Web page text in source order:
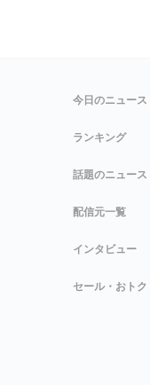
今日のニュース
ランキング
話題のニュース
配信元一覧
インタビュー
セール・おトク